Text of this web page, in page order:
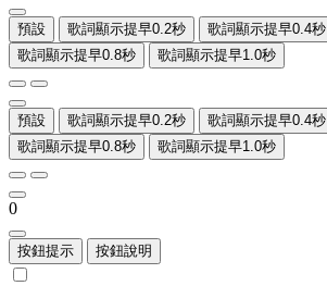
預設 歌詞顯示提早0.2秒 歌詞顯示提早0.4秒
歌詞顯示提早0.8秒
歌詞顯示提早1.0秒
預設 歌詞顯示提早0.2秒 歌詞顯示提早0.4秒
歌詞顯示提早0.8秒
歌詞顯示提早1.0秒
0
按鈕提示 按鈕說明